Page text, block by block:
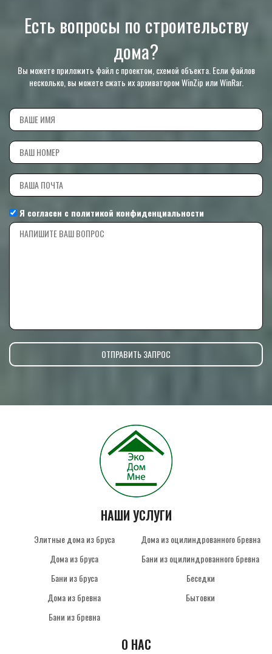
Есть вопросы по строительству
дома?
Вы можете приложить файл с проектом, схемой объекта. Если файлов
несколько, вы можете сжать их архиватором WinZip или WinRar.
Я согласен с политикой конфиденциальности
НАШИ УСЛУГИ
Элитные дома из бруса
Дома из бруса
Бани из бруса
Дома из бревна
Бани из бревна
Дома из оцилиндрованного бревна
Бани из оцилиндрованного бревна
Беседки
Бытовки
О НАС